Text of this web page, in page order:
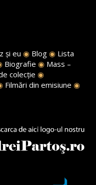
și eu ◉ Blog ◉ Lista
Biografie ◉ Mass –
colecție ◉
Filmări din emisiune ◉